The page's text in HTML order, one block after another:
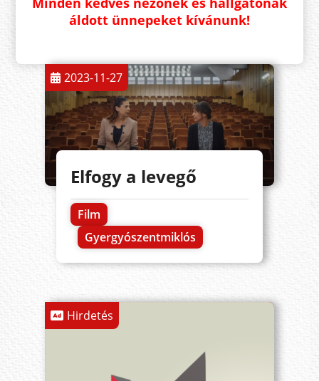
áldott ünnepeket kívánunk!
2023-11-27
Elfogy a levegő
Film
Gyergyószentmiklós
Hirdetés